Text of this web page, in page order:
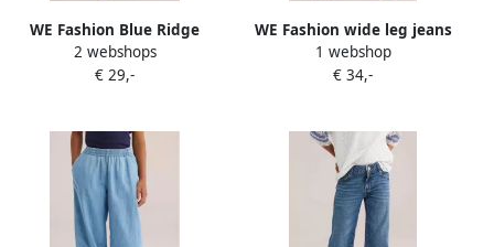
WE Fashion Blue Ridge
flared jeans mid blue Broek
Blauw Meisjes
2 webshops
€ 29,-
WE Fashion wide leg jeans
zwart
1 webshop
€ 34,-